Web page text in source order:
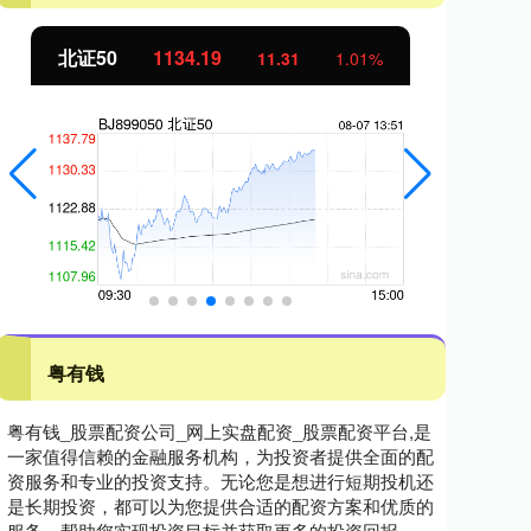
北证50 1134.15 11.28 1.00%
粤有钱
粤有钱_股票配资公司_网上实盘配资_股票配资平台,是
一家值得信赖的金融服务机构，为投资者提供全面的配
资服务和专业的投资支持。无论您是想进行短期投机还
是长期投资，都可以为您提供合适的配资方案和优质的